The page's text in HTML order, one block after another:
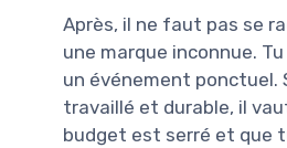
Après, il ne faut pas se
une marque inconnue.
un événement ponctuel.
travaillé et durable, il
budget est serré et que